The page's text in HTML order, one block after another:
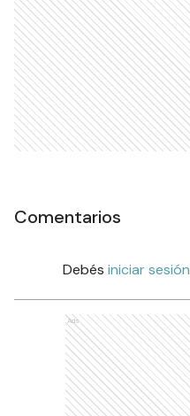
Comentarios
Debés iniciar sesión
Ads